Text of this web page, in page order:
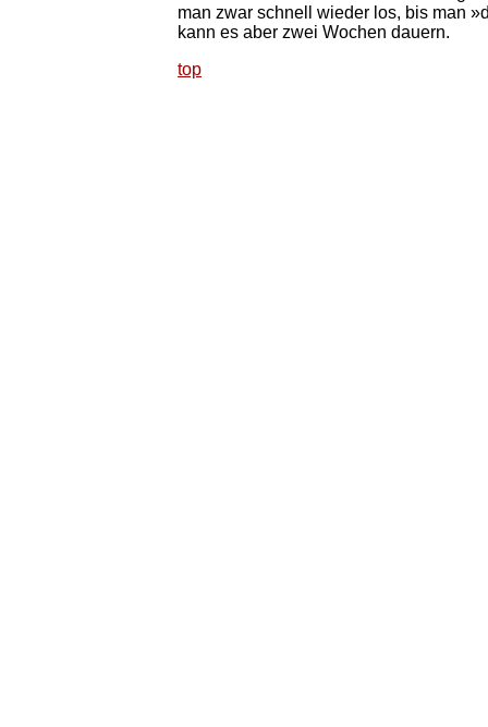
man zwar schnell wieder los, bis man
kann es aber zwei Wochen dauern.
top